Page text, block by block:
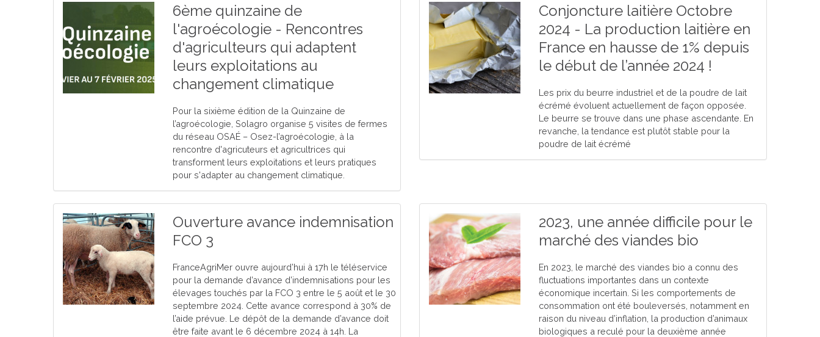
6ème quinzaine de
l'agroécologie - Rencontres
d'agriculteurs qui adaptent
leurs exploitations au
changement climatique
Pour la sixième édition de la Quinzaine de
l’agroécologie, Solagro organise 5 visites de fermes
du réseau OSAÉ – Osez-l’agroécologie, à la
rencontre d'agricuteurs et agricultrices qui
transforment leurs exploitations et leurs pratiques
pour s'adapter au changement climatique.
Conjoncture laitière Octobre
2024 - La production laitière en
France en hausse de 1% depuis
le début de l’année 2024 !
Les prix du beurre industriel et de la poudre de lait
écrémé évoluent actuellement de façon opposée.
Le beurre se trouve dans une phase ascendante. En
revanche, la tendance est plutôt stable pour la
poudre de lait écrémé
Ouverture avance indemnisation
FCO 3
FranceAgriMer ouvre aujourd’hui à 17h le téléservice
pour la demande d’avance d’indemnisations pour les
élevages touchés par la FCO 3 entre le 5 août et le 30
septembre 2024. Cette avance correspond à 30% de
l’aide prévue. Le dépôt de la demande d’avance doit
être faite avant le 6 décembre 2024 à 14h. La
2023, une année difficile pour le
marché des viandes bio
En 2023, le marché des viandes bio a connu des
fluctuations importantes dans un contexte
économique incertain. Si les comportements de
consommation ont été bouleversés, notamment en
raison du niveau d’inflation, la production d’animaux
biologiques a reculé pour la deuxième année